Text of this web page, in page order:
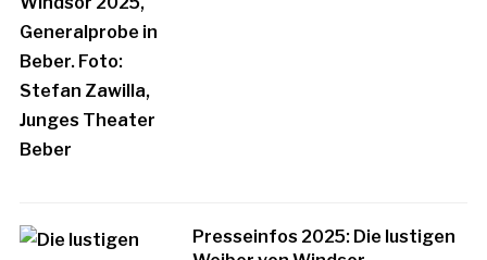
Presseinfos 2025: Die lustigen